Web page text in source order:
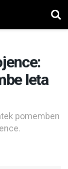
leta
pomemben